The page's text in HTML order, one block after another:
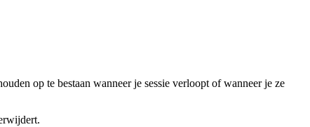
op te bestaan wanneer je sessie verloopt of wanneer je ze